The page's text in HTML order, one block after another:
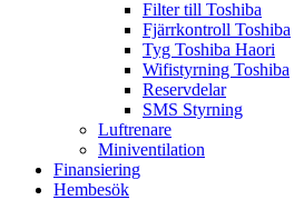
Filter till Toshiba
Fjärrkontroll Toshiba
Tyg Toshiba Haori
Wifistyrning Toshiba
Reservdelar
SMS Styrning
Luftrenare
Miniventilation
Finansiering
Hembesök